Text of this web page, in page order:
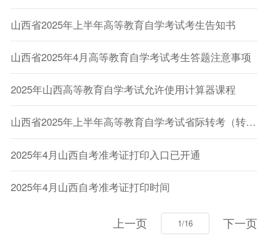
山西省2025年上半年高等教育自学考试考生告知书
山西省2025年4月高等教育自学考试考生答题注意事项
2025年山西高等教育自学考试允许使用计算器课程
山西省2025年上半年高等教育自学考试省际转考（转入）考生信息确认的通知
2025年4月山西自考准考证打印入口已开通
2025年4月山西自考准考证打印时间
上一页 下一页